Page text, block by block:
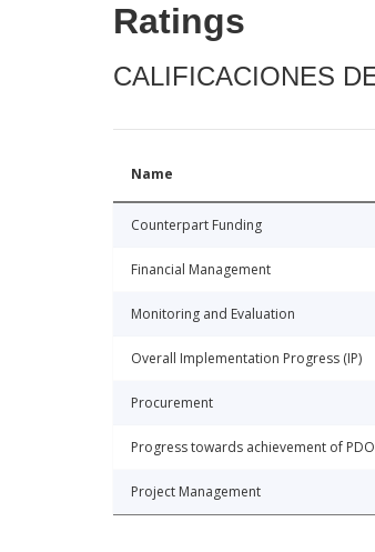
Ratings
CALIFICACIONES
Name
Counterpart Funding
Financial Management
Monitoring and Evaluation
Overall Implementation Progress (IP)
Procurement
Progress towards achievement of PDO
Project Management